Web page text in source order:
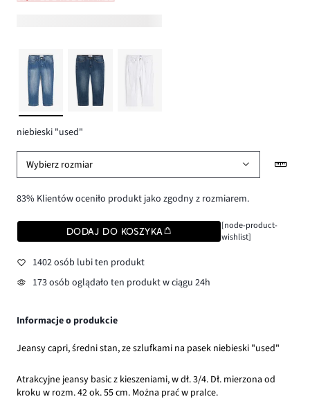
niebieski "used"
Wybierz rozmiar
83% Klientów oceniło produkt jako zgodny z rozmiarem.
DODAJ DO KOSZYKA
[node-product-
wishlist]
1402 osób lubi ten produkt
173 osób oglądało ten produkt w ciągu 24h
Informacje o produkcie
Jeansy capri, średni stan, ze szlufkami na pasek niebieski "used"
Atrakcyjne jeansy basic z kieszeniami, w dł. 3/4. Dł. mierzona od
kroku w rozm. 42 ok. 55 cm. Można prać w pralce.